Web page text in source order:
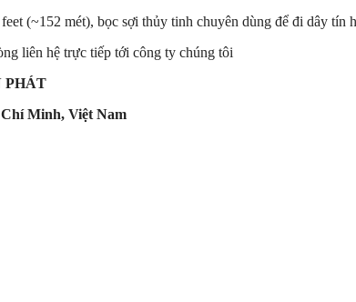
(~152 mét), bọc sợi thủy tinh chuyên dùng để đi dây tín
liên hệ trực tiếp tới công ty chúng tôi
PHÁT
Minh, Việt Nam